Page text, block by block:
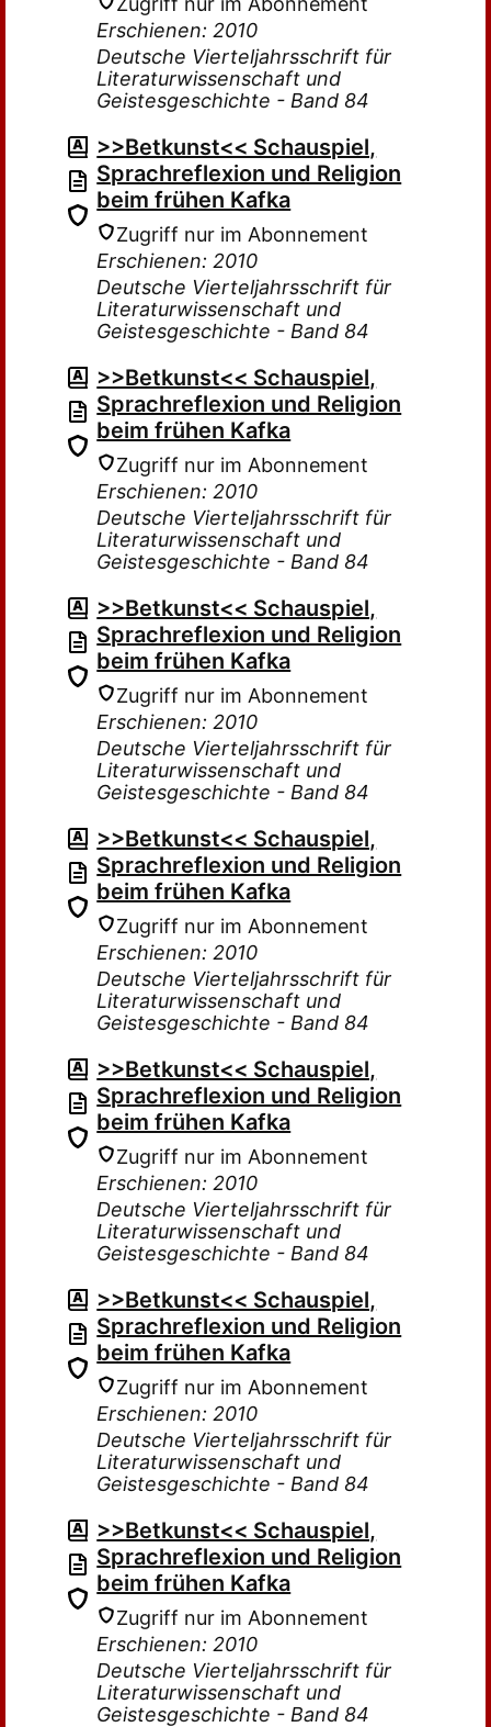
Erschienen: 2010
Deutsche Vierteljahrsschrift für
Literaturwissenschaft und
Geistesgeschichte - Band 84
>>Betkunst<< Schauspiel,
Sprachreflexion und Religion
beim frühen Kafka
Zugriff nur im Abonnement
Erschienen: 2010
Deutsche Vierteljahrsschrift für
Literaturwissenschaft und
Geistesgeschichte - Band 84
>>Betkunst<< Schauspiel,
Sprachreflexion und Religion
beim frühen Kafka
Zugriff nur im Abonnement
Erschienen: 2010
Deutsche Vierteljahrsschrift für
Literaturwissenschaft und
Geistesgeschichte - Band 84
>>Betkunst<< Schauspiel,
Sprachreflexion und Religion
beim frühen Kafka
Zugriff nur im Abonnement
Erschienen: 2010
Deutsche Vierteljahrsschrift für
Literaturwissenschaft und
Geistesgeschichte - Band 84
>>Betkunst<< Schauspiel,
Sprachreflexion und Religion
beim frühen Kafka
Zugriff nur im Abonnement
Erschienen: 2010
Deutsche Vierteljahrsschrift für
Literaturwissenschaft und
Geistesgeschichte - Band 84
>>Betkunst<< Schauspiel,
Sprachreflexion und Religion
beim frühen Kafka
Zugriff nur im Abonnement
Erschienen: 2010
Deutsche Vierteljahrsschrift für
Literaturwissenschaft und
Geistesgeschichte - Band 84
>>Betkunst<< Schauspiel,
Sprachreflexion und Religion
beim frühen Kafka
Zugriff nur im Abonnement
Erschienen: 2010
Deutsche Vierteljahrsschrift für
Literaturwissenschaft und
Geistesgeschichte - Band 84
>>Betkunst<< Schauspiel,
Sprachreflexion und Religion
beim frühen Kafka
Zugriff nur im Abonnement
Erschienen: 2010
Deutsche Vierteljahrsschrift für
Literaturwissenschaft und
Geistesgeschichte - Band 84